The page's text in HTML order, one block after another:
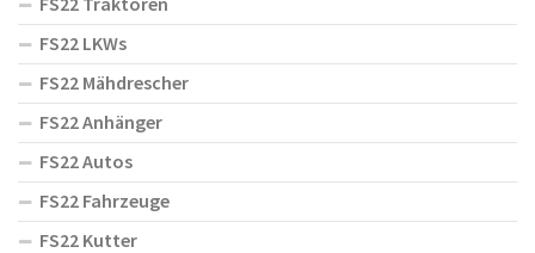
FS22 LKWs
FS22 Mähdrescher
FS22 Anhänger
FS22 Autos
FS22 Fahrzeuge
FS22 Kutter